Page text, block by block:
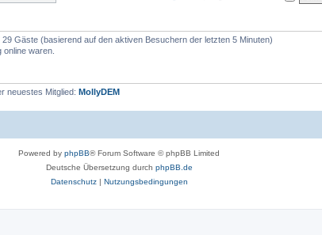
Gäste (basierend auf den aktiven Besuchern der letzten 5 Minuten)
waren.
neuestes Mitglied: MollyDEM
Powered by phpBB® Forum Software © phpBB Limited
Deutsche Übersetzung durch phpBB.de
Datenschutz| Nutzungsbedingungen